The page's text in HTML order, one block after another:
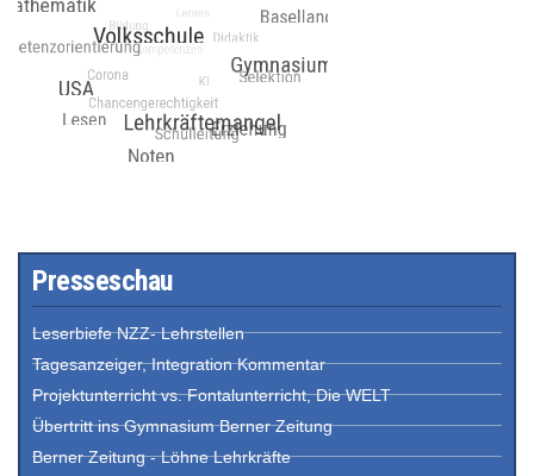
Presseschau
Leserbiefe NZZ- Lehrstellen
Tagesanzeiger, Integration Kommentar
Projektunterricht vs. Fontalunterricht, Die WELT
Übertritt ins Gymnasium Berner Zeitung
Berner Zeitung - Löhne Lehrkräfte